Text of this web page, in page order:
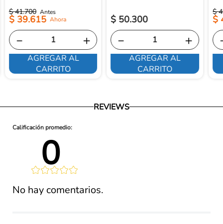
$ 41.700
$ 39.615
＋
－
AGREGAR AL
CARRITO
$ 50.300
＋
－
AGREGAR AL
CARRITO
$
$
REVIEWS
0
No hay comentarios.